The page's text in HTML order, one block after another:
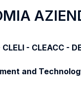
CLELI - CLEACC -
and